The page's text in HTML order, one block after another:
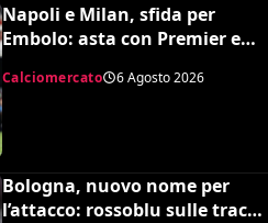
Napoli e Milan, sfida per
Embolo: asta con Premier e
MLS, il prezzo
Calciomercato 6 Agosto 2026
Bologna, nuovo nome per
l’attacco: rossoblu sulle tracce